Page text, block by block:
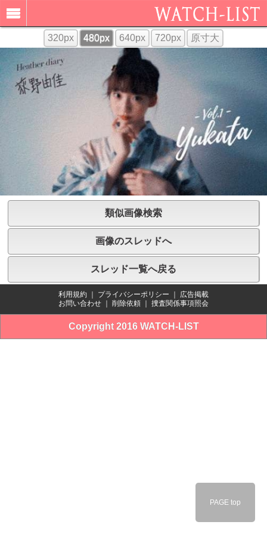
320px 480px 640px 720px 原寸大
類似画像検索
画像のスレッドへ
スレッド一覧へ戻る
利用規約 プライバシーポリシー
広告掲載
お問い合わせ
削除依頼 捜査関係事項照会
Copyright 2016 WATCH-LIST
PAGE top